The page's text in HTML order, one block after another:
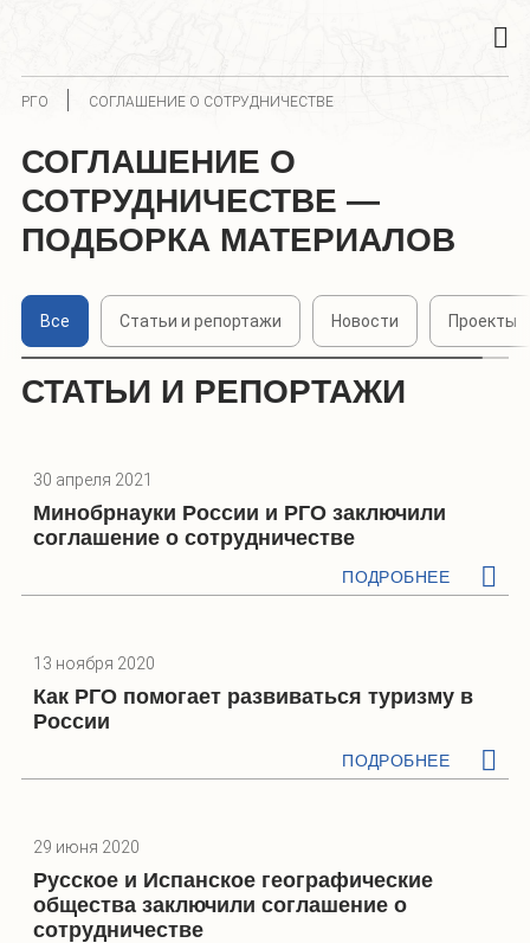
РГО СОГЛАШЕНИЕ О СОТРУДНИЧЕСТВЕ
СОГЛАШЕНИЕ О
СОТРУДНИЧЕСТВЕ —
ПОДБОРКА МАТЕРИАЛОВ
Все Статьи и репортажи Новости Проекты
СТАТЬИ И РЕПОРТАЖИ
30 апреля 2021
Минобрнауки России и РГО заключили
соглашение о сотрудничестве
ПОДРОБНЕЕ
13 ноября 2020
Как РГО помогает развиваться туризму в
России
ПОДРОБНЕЕ
29 июня 2020
Русское и Испанское географические
общества заключили соглашение о
сотрудничестве